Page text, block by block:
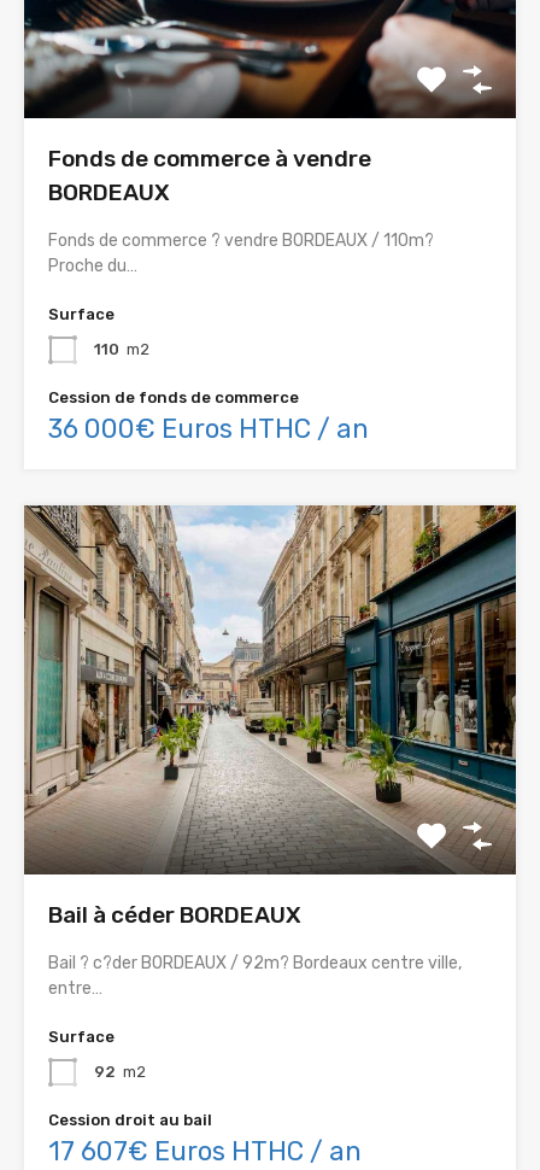
Fonds de commerce à vendre
BORDEAUX
Fonds de commerce ? vendre BORDEAUX / 110m?
Proche du…
Surface
110 m2
Cession de fonds de commerce
36 000€ Euros HTHC / an
Bail à céder BORDEAUX
Bail ? c?der BORDEAUX / 92m? Bordeaux centre ville,
entre…
Surface
92 m2
Cession droit au bail
17 607€ Euros HTHC / an